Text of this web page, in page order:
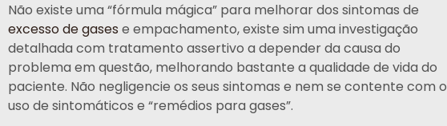
Não existe uma “fórmula mágica” para melhorar dos sintomas de
excesso de gases e empachamento, existe sim uma investigação
detalhada com tratamento assertivo a depender da causa do
problema em questão, melhorando bastante a qualidade de vida do
paciente. Não negligencie os seus sintomas e nem se contente com o
uso de sintomáticos e “remédios para gases”.